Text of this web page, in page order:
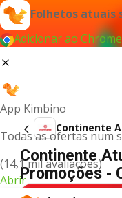
Folhetos atuais
Adicionar ao
App Kimbino
Todas as ofertas num
(14,1 mil avaliações)
Abrir
Continente
Continente
Promoções -